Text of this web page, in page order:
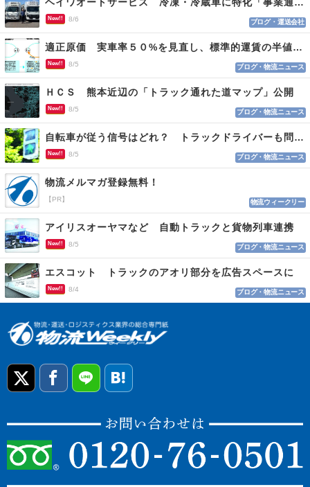
New!! 8/6 ブログ・運送会社
適正原価 実車率５０%を見直し、標準的運賃の半値の恐れも
New!! 8/5 ブログ・物流ニュース
ＨＣＳ 熊本近辺の「トラック通れた道マップ」公開
New!! 8/5 ブログ・物流ニュース
自転車が従う信号はどれ？ トラックドライバーも問われる認識
New!! 8/5 ブログ・物流ニュース
物流メルマガ登録無料！
【PR】 物流ウィークリー
アイリスオーヤマなど 自動トラックと貨物列車連携
New!! 8/5 ブログ・物流ニュース
エスコット トラックのアオリ部分を広告スペースに
New!! 8/4 ブログ・物流ニュース